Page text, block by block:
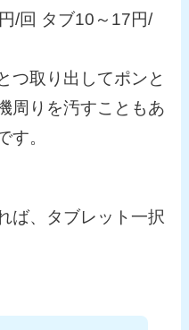
/回 タブ10～17円/
つ取り出してポンと
周りを汚すこともあ
す。
ば、タブレット一択